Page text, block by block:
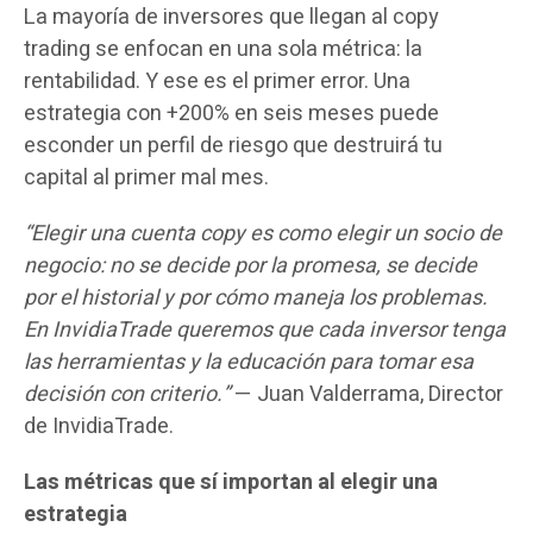
La mayoría de inversores que llegan al copy
trading se enfocan en una sola métrica: la
rentabilidad. Y ese es el primer error. Una
estrategia con +200% en seis meses puede
esconder un perfil de riesgo que destruirá tu
capital al primer mal mes.
“Elegir una cuenta copy es como elegir un socio de
negocio: no se decide por la promesa, se decide
por el historial y por cómo maneja los problemas.
En InvidiaTrade queremos que cada inversor tenga
las herramientas y la educación para tomar esa
decisión con criterio.”— Juan Valderrama, Director
de InvidiaTrade.
Las métricas que sí importan al elegir una
estrategia